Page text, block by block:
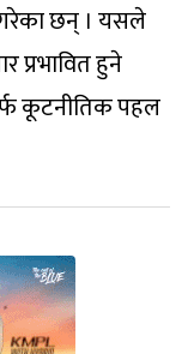
गरेका छन् । यसले
प्रभावित हुने
कूटनीतिक पहल